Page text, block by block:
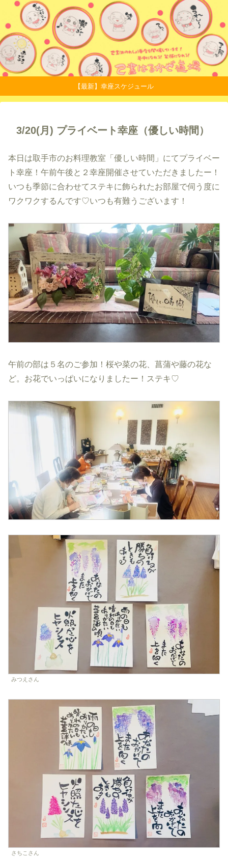
【最新】幸座スケジュール
3/20(月) プライベート幸座（優しい時間）
本日は取手市のお料理教室「優しい時間」にてプライベー
ト幸座！午前午後と２幸座開催させていただきましたー！
いつも季節に合わせてステキに飾られたお部屋で伺う度に
ワクワクするんです♡いつも有難うございます！
午前の部は５名のご参加！桜や菜の花、菖蒲や藤の花な
ど。お花でいっぱいになりましたー！ステキ♡
みつえさん
さちこさん